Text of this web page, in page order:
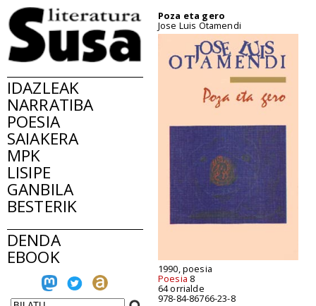
IDAZLEAK
NARRATIBA
POESIA
SAIAKERA
MPK
LISIPE
GANBILA
BESTERIK
DENDA
EBOOK
Poza eta gero
Jose Luis Otamendi
1990, poesia
Poesia 8
64 orrialde
978-84-86766-23-8